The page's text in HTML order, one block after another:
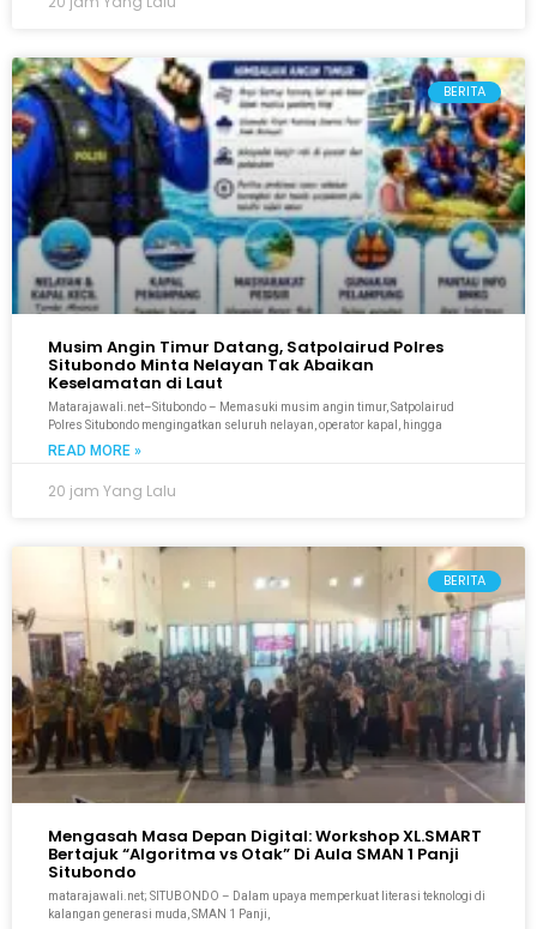
BERITA
Musim Angin Timur Datang, Satpolairud Polres
Situbondo Minta Nelayan Tak Abaikan
Keselamatan di Laut
Matarajawali.net–Situbondo – Memasuki musim angin timur, Satpolairud
Polres Situbondo mengingatkan seluruh nelayan, operator kapal, hingga
READ MORE »
20 jam Yang Lalu
BERITA
Mengasah Masa Depan Digital: Workshop XL.SMART
Bertajuk “Algoritma vs Otak” Di Aula SMAN 1 Panji
Situbondo
matarajawali.net; SITUBONDO – Dalam upaya memperkuat literasi teknologi di
kalangan generasi muda, SMAN 1 Panji,